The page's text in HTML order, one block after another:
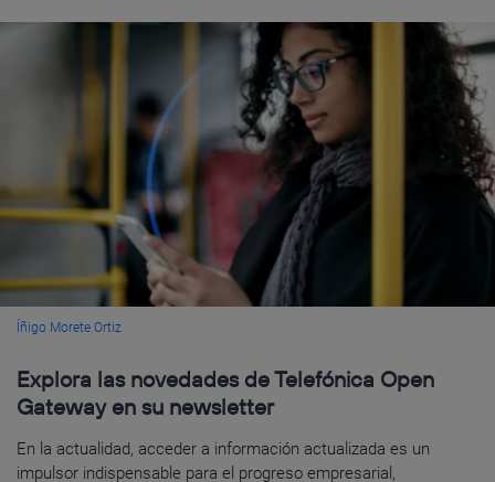
Íñigo Morete Ortiz
Explora las novedades de Telefónica Open
Gateway en su newsletter
En la actualidad, acceder a información actualizada es un
impulsor indispensable para el progreso empresarial,